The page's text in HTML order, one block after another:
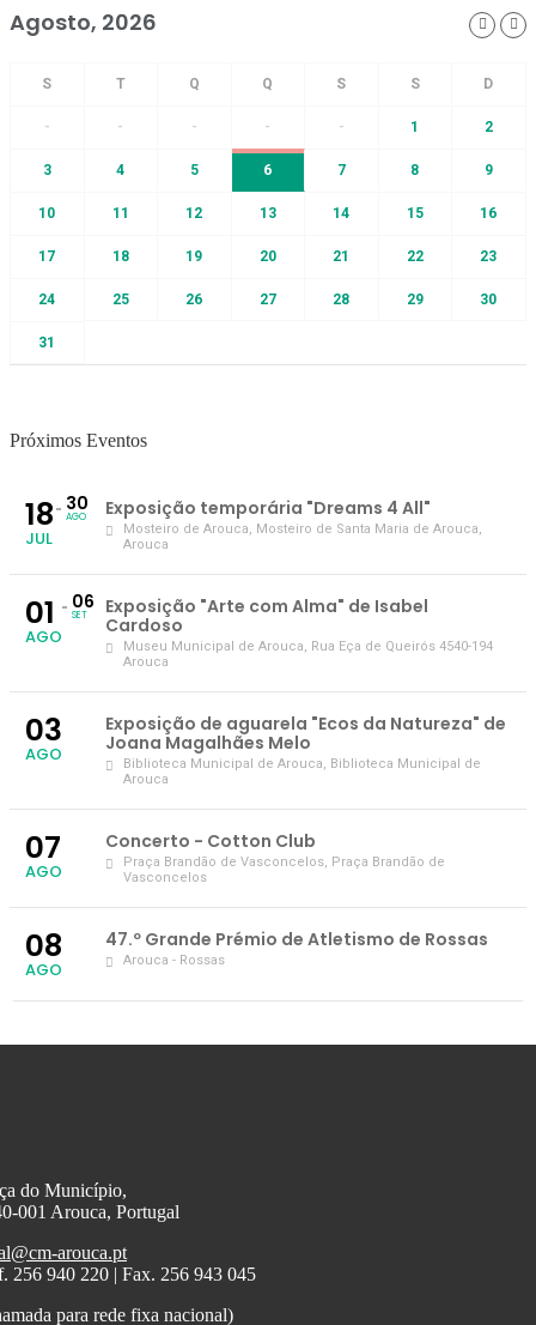
Agosto, 2026
- - - - - 1 2
3 4 5 6 7 8 9
10 11 12 13 14 15 16
17 18 19 20 21 22 23
24 25 26 27 28 29 30
31
Próximos Eventos
18
JUL
30
AGO Exposição temporária "Dreams 4 All"
Mosteiro de Arouca, Mosteiro de Santa Maria de Arouca,
Arouca
01
AGO
06
SET
Exposição "Arte com Alma" de Isabel
Cardoso
Museu Municipal de Arouca, Rua Eça de Queirós 4540-194
Arouca
03
AGO
Exposição de aguarela "Ecos da Natureza" de
Joana Magalhães Melo
Biblioteca Municipal de Arouca, Biblioteca Municipal de
Arouca
07
AGO
Concerto - Cotton Club
Praça Brandão de Vasconcelos, Praça Brandão de
Vasconcelos
08
AGO
47.º Grande Prémio de Atletismo de Rossas
Arouca - Rossas
do Município,
001 Arouca, Portugal
arouca.pt
256 940 220 | Fax. 256 943 045
para rede fixa nacional)